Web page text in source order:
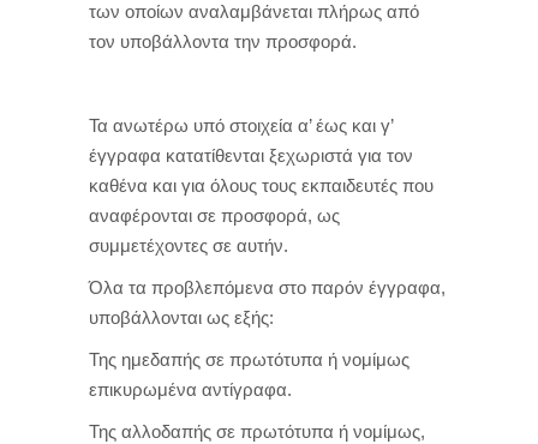
των οποίων αναλαμβάνεται πλήρως από
τον υποβάλλοντα την προσφορά.
Τα ανωτέρω υπό στοιχεία α’ έως και γ’
έγγραφα κατατίθενται ξεχωριστά για τον
καθένα και για όλους τους εκπαιδευτές που
αναφέρονται σε προσφορά, ως
συμμετέχοντες σε αυτήν.
Όλα τα προβλεπόμενα στο παρόν έγγραφα,
υποβάλλονται ως εξής:
Της ημεδαπής σε πρωτότυπα ή νομίμως
επικυρωμένα αντίγραφα.
Της αλλοδαπής σε πρωτότυπα ή νομίμως,